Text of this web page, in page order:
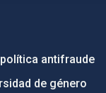
antifraude
de género